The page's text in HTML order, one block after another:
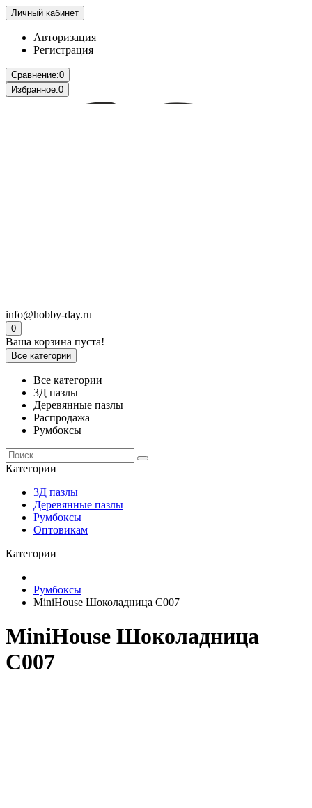
Личный кабинет
Авторизация
Регистрация
Сравнение:0
Избранное:0
info@hobby-day.ru
0
Ваша корзина пуста!
Все категории
Все категории
3Д пазлы
Деревянные пазлы
Распродажа
Румбоксы
Категории
3Д пазлы
Деревянные пазлы
Румбоксы
Оптовикам
Категории
Румбоксы
MiniHouse Шоколадница C007
MiniHouse Шоколадница
C007